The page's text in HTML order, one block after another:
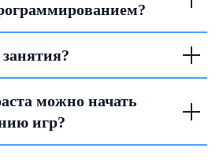
можно начать
игр?